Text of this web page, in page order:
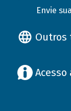
Envie
Outros